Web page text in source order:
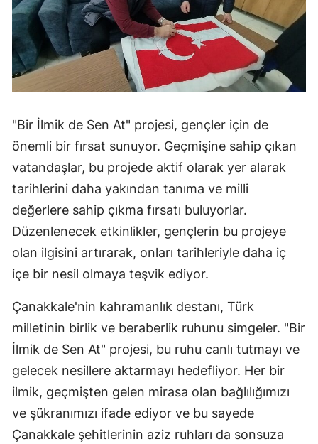
"Bir İlmik de Sen At" projesi, gençler için de
önemli bir fırsat sunuyor. Geçmişine sahip çıkan
vatandaşlar, bu projede aktif olarak yer alarak
tarihlerini daha yakından tanıma ve milli
değerlere sahip çıkma fırsatı buluyorlar.
Düzenlenecek etkinlikler, gençlerin bu projeye
olan ilgisini artırarak, onları tarihleriyle daha iç
içe bir nesil olmaya teşvik ediyor.
Çanakkale'nin kahramanlık destanı, Türk
milletinin birlik ve beraberlik ruhunu simgeler. "Bir
İlmik de Sen At" projesi, bu ruhu canlı tutmayı ve
gelecek nesillere aktarmayı hedefliyor. Her bir
ilmik, geçmişten gelen mirasa olan bağlılığımızı
ve şükranımızı ifade ediyor ve bu sayede
Çanakkale şehitlerinin aziz ruhları da sonsuza